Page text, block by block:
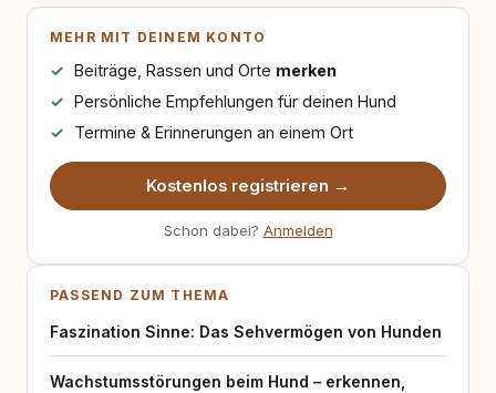
MEHR MIT DEINEM KONTO
Beiträge, Rassen und Orte merken
Persönliche Empfehlungen für deinen Hund
Termine & Erinnerungen an einem Ort
Kostenlos registrieren →
Schon dabei? Anmelden
PASSEND ZUM THEMA
Faszination Sinne: Das Sehvermögen von Hunden
Wachstumsstörungen beim Hund – erkennen,